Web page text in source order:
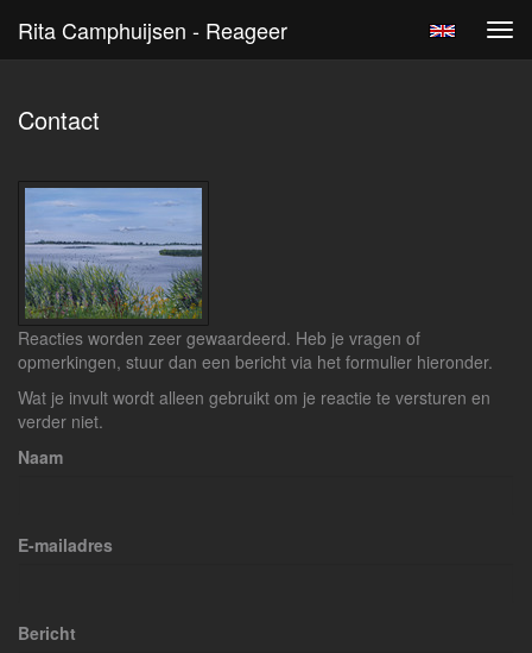
Rita Camphuijsen - Reageer
Contact
Reacties worden zeer gewaardeerd. Heb je vragen of
opmerkingen, stuur dan een bericht via het formulier hieronder.
Wat je invult wordt alleen gebruikt om je reactie te versturen en
verder niet.
Naam
E-mailadres
Bericht